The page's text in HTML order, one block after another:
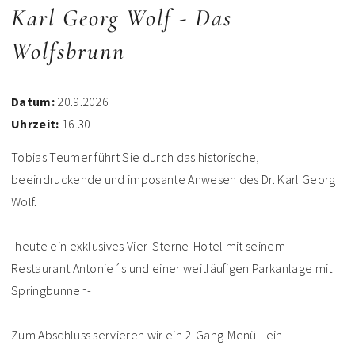
Karl Georg Wolf - Das
Wolfsbrunn
Datum: 20.9.2026
Uhrzeit: 16.30
Tobias Teumer führt Sie durch das historische,
beeindruckende und imposante Anwesen des Dr. Karl Georg
Wolf.
-heute ein exklusives Vier-Sterne-Hotel mit seinem
Restaurant Antonie´s und einer weitläufigen Parkanlage mit
Springbunnen-
Zum Abschluss servieren wir ein 2-Gang-Menü - ein